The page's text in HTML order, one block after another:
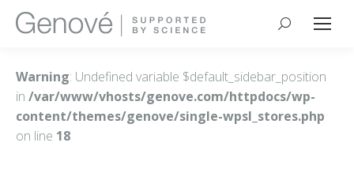
Buscar:
Warning: Undefined variable $default_sidebar_position
in /var/www/vhosts/genove.com/httpdocs/wp-
content/themes/genove/single-wpsl_stores.php
on line 18